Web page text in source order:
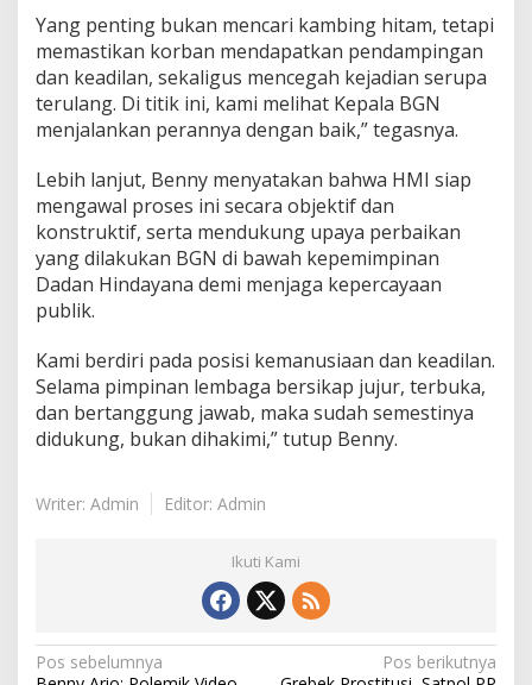
Yang penting bukan mencari kambing hitam, tetapi
memastikan korban mendapatkan pendampingan
dan keadilan, sekaligus mencegah kejadian serupa
terulang. Di titik ini, kami melihat Kepala BGN
menjalankan perannya dengan baik,” tegasnya.
Lebih lanjut, Benny menyatakan bahwa HMI siap
mengawal proses ini secara objektif dan
konstruktif, serta mendukung upaya perbaikan
yang dilakukan BGN di bawah kepemimpinan
Dadan Hindayana demi menjaga kepercayaan
publik.
Kami berdiri pada posisi kemanusiaan dan keadilan.
Selama pimpinan lembaga bersikap jujur, terbuka,
dan bertanggung jawab, maka sudah semestinya
didukung, bukan dihakimi,” tutup Benny.
Writer: Admin Editor: Admin
Ikuti Kami
N
Pos sebelumnya
Pos berikutnya